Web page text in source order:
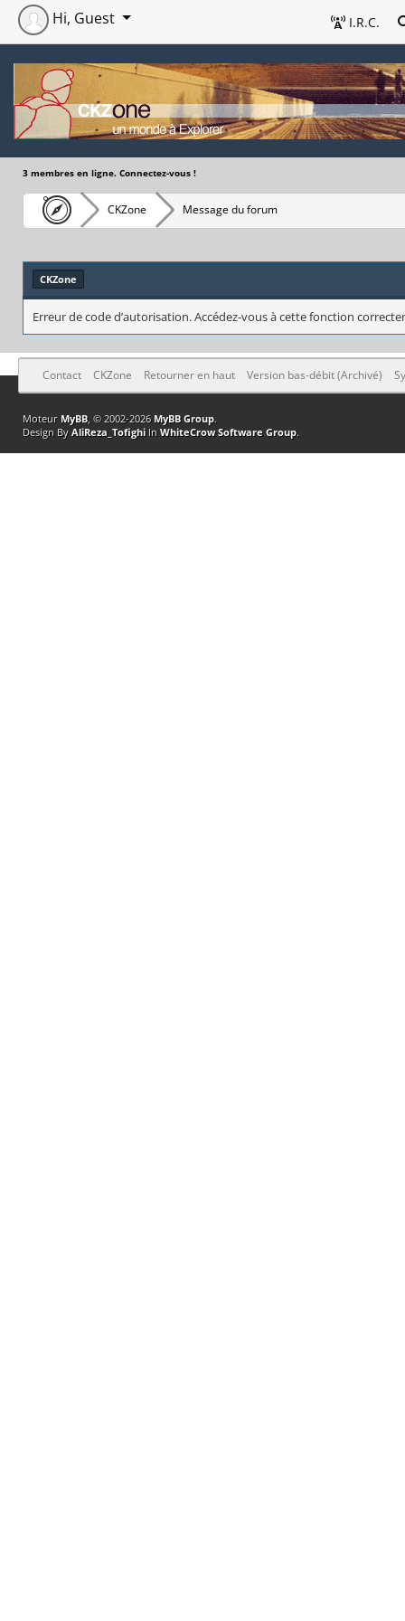
I.R.C.
Hi, Guest
3 membres en ligne. Connectez-vous !
CKZone Message du forum
CKZone
Erreur de code d’autorisation. Accédez-vous à cette fonction
Contact CKZone Retourner en haut Version bas-débit (Archivé)
Moteur MyBB, © 2002-2026 MyBB Group.
Design By AliReza_TofighiIn WhiteCrow Software Group.